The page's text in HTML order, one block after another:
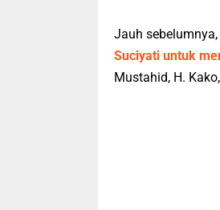
Jauh
Suciyati untuk
Mustahid, H.